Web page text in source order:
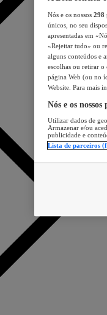
Nós e os nossos 298
únicos, no seu
apresentadas em
«Rejeitar tudo» ou
alguns conteúdos e
escolhas ou retirar
página Web (ou no
Website. Para mais
Nós e os
Utilizar dados de
Armazenar e/ou
publicidade e
Lista de parceiros